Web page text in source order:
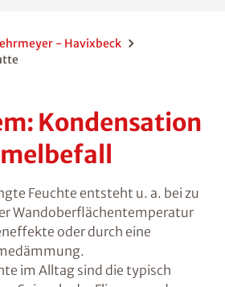
- Havixbeck
Kondensation
Feuchte entsteht u. a. bei zu
Wandoberflächentemperatur
oder durch eine
im Alltag sind die typisch